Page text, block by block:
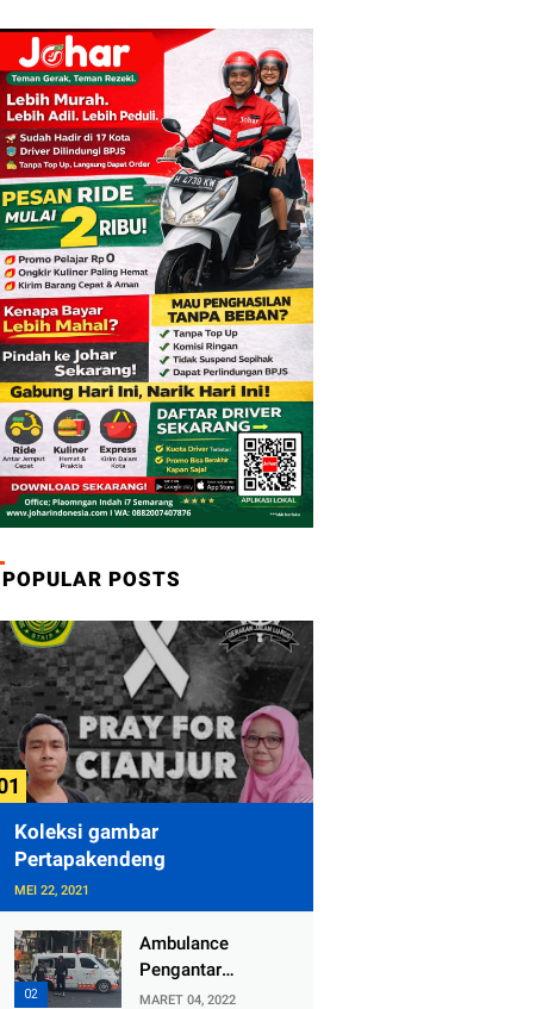
POPULAR POSTS
Koleksi gambar
Pertapakendeng
MEI 22, 2021
Ambulance
Pengantar
Jenazah Kepala
MARET 04, 2022